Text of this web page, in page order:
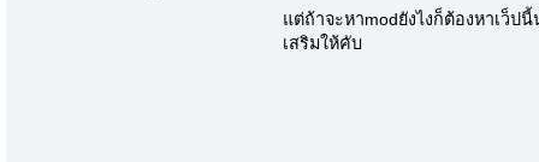
แต่ถ้าจะหาmodยังไงก็ต้องหาเว็ป
เสริมให้คับ